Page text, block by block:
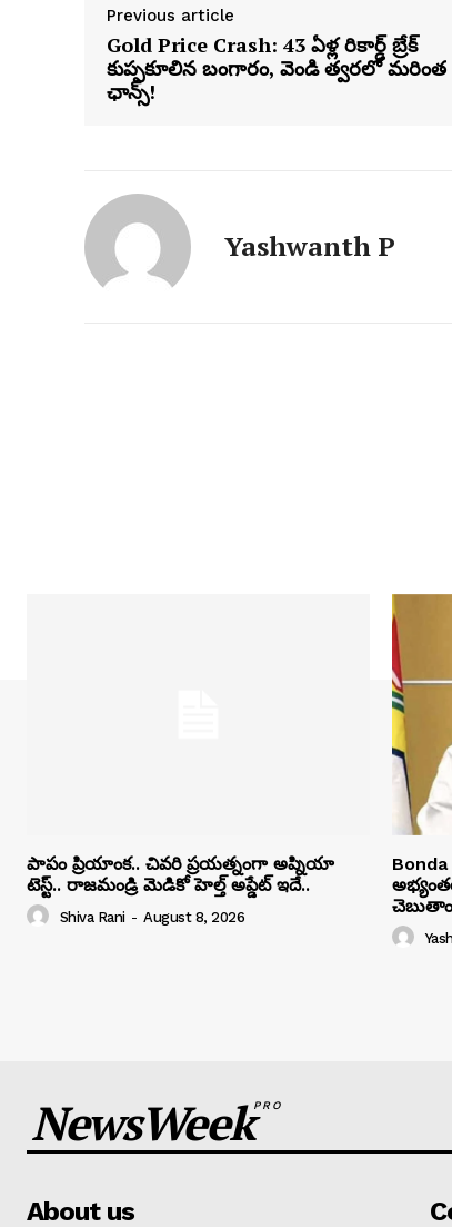
Previous article
Gold Price Crash: 43 ఏళ్ల రికార్డ్ బ్రేక్
కుప్పకూలిన బంగారం, వెండి త్వరలో మరింత
ఛాన్స్!
Yashwanth P
పాపం ప్రియాంక.. చివరి ప్రయత్నంగా అప్నియా
టెస్ట్.. రాజమండ్రి మెడికో హెల్త్ అప్డేట్ ఇదే..
Shiva Rani - August 8, 2026
NewsWeekPRO
About us